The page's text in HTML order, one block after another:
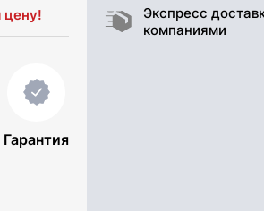
цену!
Гарантия
Экспресс
компаниями